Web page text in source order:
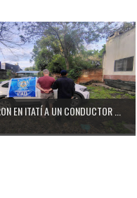
EN ITATÍ A UN CONDUCTOR ...